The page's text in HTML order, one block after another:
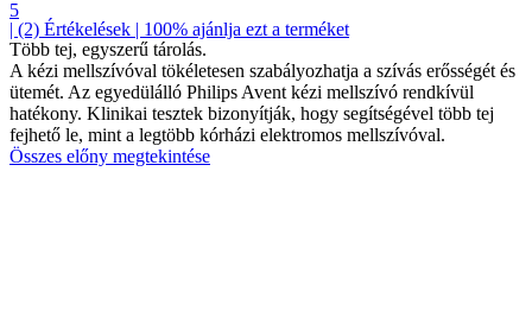
5
| (2) Értékelések | 100% ajánlja ezt a terméket
Több tej, egyszerű tárolás.
A kézi mellszívóval tökéletesen szabályozhatja a szívás erősségét és
ütemét. Az egyedülálló Philips Avent kézi mellszívó rendkívül
hatékony. Klinikai tesztek bizonyítják, hogy segítségével több tej
fejhető le, mint a legtöbb kórházi elektromos mellszívóval.
Összes előny megtekintése